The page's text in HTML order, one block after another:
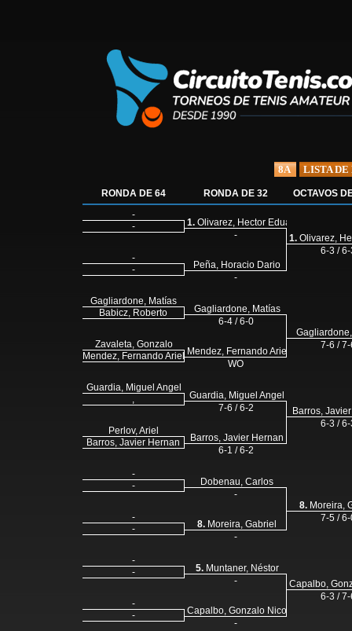
8A LISTA DE
RONDA DE 64
-
-
-
-
Gagliardone, Matías
Babicz, Roberto
Zavaleta, Gonzalo
Mendez, Fernando Ariel
Guardia, Miguel Angel
,
Perlov, Ariel
Barros, Javier Hernan
-
-
-
-
-
-
-
-
RONDA DE 32
1. Olivarez, Hector Eduardo
-
Peña, Horacio Dario
-
Gagliardone, Matías
6-4 / 6-0
Mendez, Fernando Ariel
WO
Guardia, Miguel Angel
7-6 / 6-2
Barros, Javier Hernan
6-1 / 6-2
Dobenau, Carlos
-
8. Moreira, Gabriel
-
5.Muntaner, Néstor
-
Capalbo, Gonzalo Nicolás
-
OCTAVOS
1. Olivarez,
6-3 / 6-
7-6 / 7-
Barros,
6-3 / 6-
8. Moreira,
7-5 / 6-
Capalbo,
6-3 / 7-